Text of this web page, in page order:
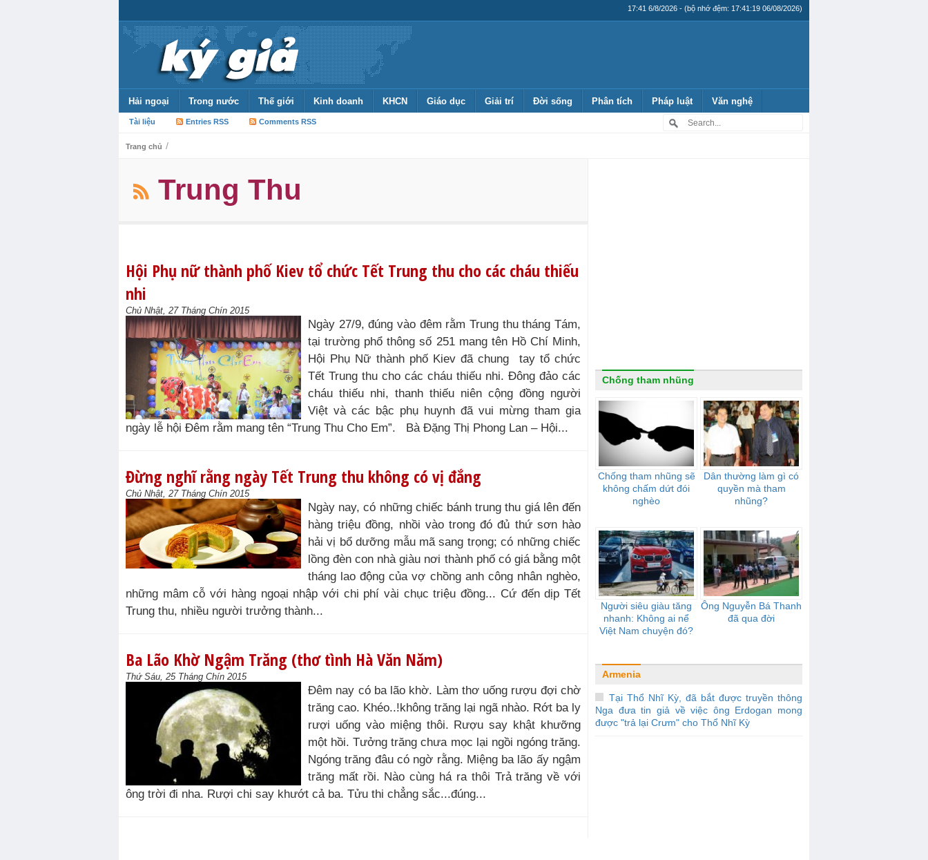
17:41 6/8/2026 - (bộ nhớ đệm: 17:41:19 06/08/2026)
Hải ngoại Trong nước Thế giới Kinh doanh KHCN Giáo dục Giải trí Đời sống Phân tích Pháp luật Văn nghệ
Tài liệu Entries RSS Comments RSS
Trang chủ /
Trung Thu
Hội Phụ nữ thành phố Kiev tổ chức Tết Trung thu cho các cháu thiếu
nhi
Chủ Nhật, 27 Tháng Chín 2015
Ngày 27/9, đúng vào đêm rằm Trung thu tháng Tám,
tại trường phổ thông số 251 mang tên Hồ Chí Minh,
Hội Phụ Nữ thành phố Kiev đã chung tay tổ chức
Tết Trung thu cho các cháu thiếu nhi. Đông đảo các
cháu thiếu nhi, thanh thiếu niên cộng đồng người
Việt và các bậc phụ huynh đã vui mừng tham gia
ngày lễ hội Đêm rằm mang tên “Trung Thu Cho Em”. Bà Đặng Thị Phong Lan – Hội...
Đừng nghĩ rằng ngày Tết Trung thu không có vị đắng
Chủ Nhật, 27 Tháng Chín 2015
Ngày nay, có những chiếc bánh trung thu giá lên đến
hàng triệu đồng, nhồi vào trong đó đủ thứ sơn hào
hải vị bổ dưỡng mẫu mã sang trọng; có những chiếc
lồng đèn con nhà giàu nơi thành phố có giá bằng một
tháng lao động của vợ chồng anh công nhân nghèo,
những mâm cỗ với hàng ngoại nhập với chi phí vài chục triệu đồng... Cứ đến dịp Tết
Trung thu, nhiều người trưởng thành...
Ba Lão Khờ Ngậm Trăng (thơ tình Hà Văn Năm)
Thứ Sáu, 25 Tháng Chín 2015
Đêm nay có ba lão khờ. Làm thơ uống rượu đợi chờ
trăng cao. Khéo..!không trăng lại ngã nhào. Rớt ba ly
rượi uống vào miệng thôi. Rượu say khật khưỡng
một hồi. Tưởng trăng chưa mọc lại ngồi ngóng trăng.
Ngóng trăng đâu có ngờ rằng. Miệng ba lão ấy ngậm
trăng mất rồi. Nào cùng há ra thôi Trả trăng về với
ông trời đi nha. Rượi chi say khướt cả ba. Tửu thi chẳng sắc...đúng...
Chống tham nhũng
Chống tham nhũng sẽ
không chấm dứt đói
nghèo
Dân thường làm gì có
quyền mà tham
nhũng?
Người siêu giàu tăng
nhanh: Không ai nể
Việt Nam chuyện đó?
Ông Nguyễn Bá Thanh
đã qua đời
Armenia
Tại Thổ Nhĩ Kỳ, đã bắt được truyền thông
Nga đưa tin giả về việc ông Erdogan mong
được "trả lại Crưm" cho Thổ Nhĩ Kỳ